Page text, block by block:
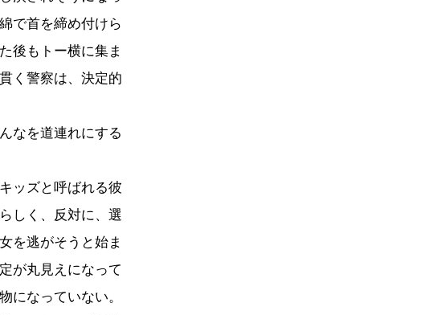
で首を締め付けら
後もトー横に集ま
く警察は、決定的
なを道連れにする
ッズと呼ばれる彼
しく、反対に、選
を逃がそうと始ま
が丸見えになって
になっていない。